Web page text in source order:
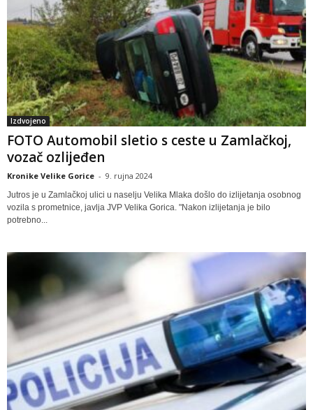
Izdvojeno
FOTO Automobil sletio s ceste u Zamlačkoj,
vozač ozlijeđen
Kronike Velike Gorice - 9. rujna 2024
Jutros je u Zamlačkoj ulici u naselju Velika Mlaka došlo do izlijetanja osobnog
vozila s prometnice, javlja JVP Velika Gorica. "Nakon izlijetanja je bilo
potrebno...